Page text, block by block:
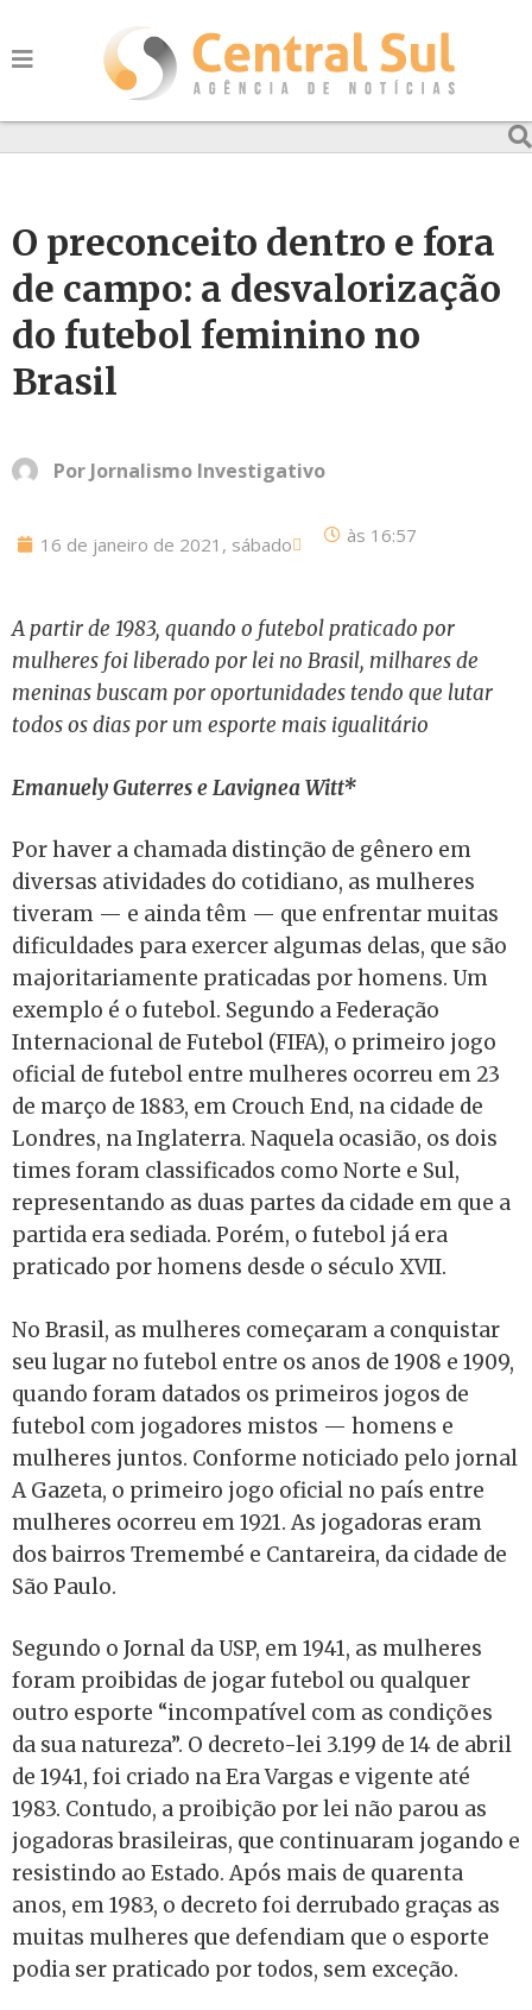
O preconceito dentro e fora
de campo: a desvalorização
do futebol feminino no
Brasil
Por Jornalismo Investigativo
16 de janeiro de 2021, sábado às 16:57
A partir de 1983, quando o futebol praticado por
mulheres foi liberado por lei no Brasil, milhares de
meninas buscam por oportunidades tendo que lutar
todos os dias por um esporte mais igualitário
Emanuely Guterres e Lavignea Witt*
Por haver a chamada distinção de gênero em
diversas atividades do cotidiano, as mulheres
tiveram — e ainda têm — que enfrentar muitas
dificuldades para exercer algumas delas, que são
majoritariamente praticadas por homens. Um
exemplo é o futebol. Segundo a Federação
Internacional de Futebol (FIFA), o primeiro jogo
oficial de futebol entre mulheres ocorreu em 23
de março de 1883, em Crouch End, na cidade de
Londres, na Inglaterra. Naquela ocasião, os dois
times foram classificados como Norte e Sul,
representando as duas partes da cidade em que a
partida era sediada. Porém, o futebol já era
praticado por homens desde o século XVII.
No Brasil, as mulheres começaram a conquistar
seu lugar no futebol entre os anos de 1908 e 1909,
quando foram datados os primeiros jogos de
futebol com jogadores mistos — homens e
mulheres juntos. Conforme noticiado pelo jornal
A Gazeta, o primeiro jogo oficial no país entre
mulheres ocorreu em 1921. As jogadoras eram
dos bairros Tremembé e Cantareira, da cidade de
São Paulo.
Segundo o Jornal da USP, em 1941, as mulheres
foram proibidas de jogar futebol ou qualquer
outro esporte “incompatível com as condições
da sua natureza”. O decreto-lei 3.199 de 14 de abril
de 1941, foi criado na Era Vargas e vigente até
1983. Contudo, a proibição por lei não parou as
jogadoras brasileiras, que continuaram jogando e
resistindo ao Estado. Após mais de quarenta
anos, em 1983, o decreto foi derrubado graças as
muitas mulheres que defendiam que o esporte
podia ser praticado por todos, sem exceção.